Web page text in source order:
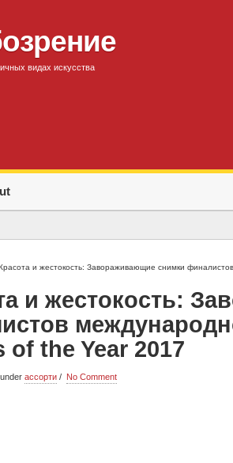
видах искусства
и жестокость: Завораживающие снимки
и жестокость:
of the Year 2017
ассорти No Comment